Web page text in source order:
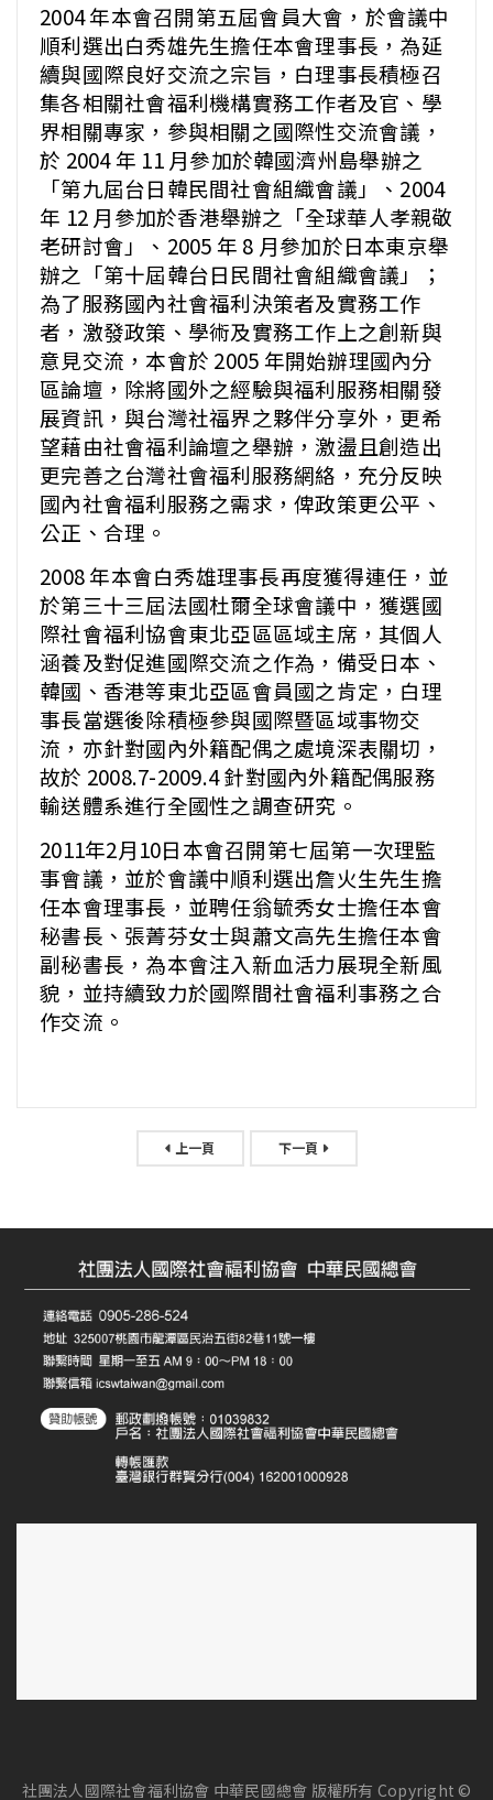
2004 年本會召開第五屆會員大會，於會議中
順利選出白秀雄先生擔任本會理事長，為延
續與國際良好交流之宗旨，白理事長積極召
集各相關社會福利機構實務工作者及官、學
界相關專家，參與相關之國際性交流會議，
於 2004 年 11 月參加於韓國濟州島舉辦之
「第九屆台日韓民間社會組織會議」、2004
年 12 月參加於香港舉辦之「全球華人孝親敬
老研討會」、2005 年 8 月參加於日本東京舉
辦之「第十屆韓台日民間社會組織會議」；
為了服務國內社會福利決策者及實務工作
者，激發政策、學術及實務工作上之創新與
意見交流，本會於 2005 年開始辦理國內分
區論壇，除將國外之經驗與福利服務相關發
展資訊，與台灣社福界之夥伴分享外，更希
望藉由社會福利論壇之舉辦，激盪且創造出
更完善之台灣社會福利服務網絡，充分反映
國內社會福利服務之需求，俾政策更公平、
公正、合理。
2008 年本會白秀雄理事長再度獲得連任，並
於第三十三屆法國杜爾全球會議中，獲選國
際社會福利協會東北亞區區域主席，其個人
涵養及對促進國際交流之作為，備受日本、
韓國、香港等東北亞區會員國之肯定，白理
事長當選後除積極參與國際暨區域事物交
流，亦針對國內外籍配偶之處境深表關切，
故於 2008.7-2009.4 針對國內外籍配偶服務
輸送體系進行全國性之調查研究。
2011年2月10日本會召開第七屆第一次理監
事會議，並於會議中順利選出詹火生先生擔
任本會理事長，並聘任翁毓秀女士擔任本會
秘書長、張菁芬女士與蕭文高先生擔任本會
副秘書長，為本會注入新血活力展現全新風
貌，並持續致力於國際間社會福利事務之合
作交流。
上一頁 下一頁
社團法人國際社會福利協會 中華民國總會 版權所有 Copyright ©